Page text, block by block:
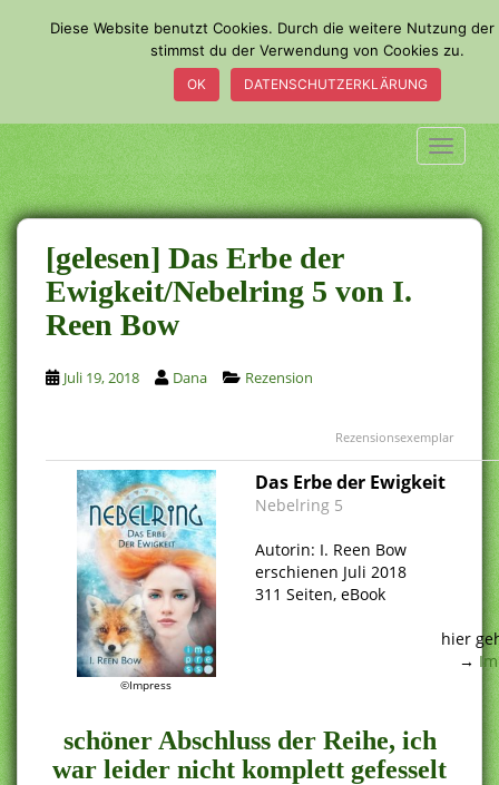
o
m
a
i
n
c
o
n
t
e
n
t
[gelesen] Das Erbe der
Ewigkeit/Nebelring 5 von I.
Reen Bow
Juli 19, 2018 Dana Rezension
Rezensionsexemplar
©Impress
Das Erbe der Ewigkeit
Nebelring 5
Autorin: I. Reen Bow
erschienen Juli 2018
311 Seiten, eBook
hier
→
schöner Abschluss der Reihe, ich
war leider nicht komplett gefesselt
Diese Website benutzt Cookies. Durch die weitere Nutzung der
stimmst du der Verwendung von Cookies zu.
OK DATENSCHUTZERKLÄRUNG